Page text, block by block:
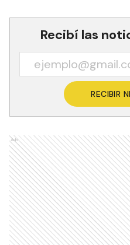
Recibí las
RECIBIR
Ads